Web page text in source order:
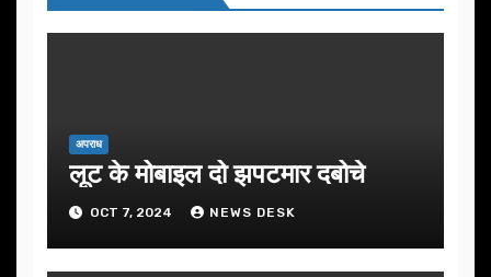
अपराध
लूट के मोबाइल दो झपटमार दबोचे
OCT 7, 2024 NEWS DESK